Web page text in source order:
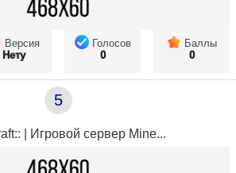
Версия
Нету
Голосов
0
Баллы
0
5
| Игровой сервер Mine...